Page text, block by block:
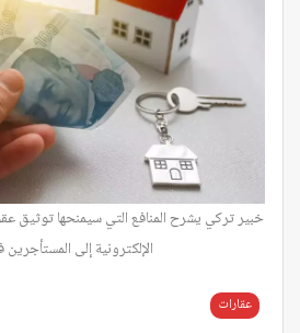
خبير تركي يشرح المنافع التي سيمنحها توثيق
الإلكترونية إلى
عقارات